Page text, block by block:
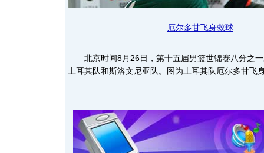
厄尔多甘飞身救球
北京时间8月26日，第十五届男篮世锦赛八分之一
土耳其队和斯洛文尼亚队。图为土耳其队厄尔多甘飞